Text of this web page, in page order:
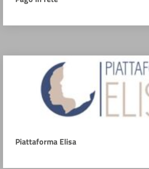
Piattaforma Elisa